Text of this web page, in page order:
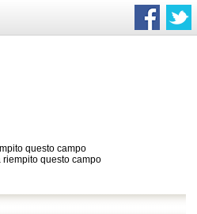
questo campo
questo campo